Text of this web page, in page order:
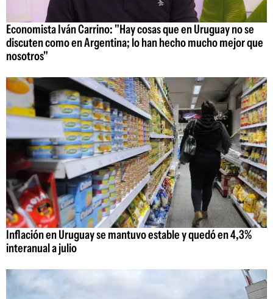
Economista Iván Carrino: "Hay cosas que en Uruguay no se
discuten como en Argentina; lo han hecho mucho mejor que
nosotros"
Inflación en Uruguay se mantuvo estable y quedó en 4,3%
interanual a julio